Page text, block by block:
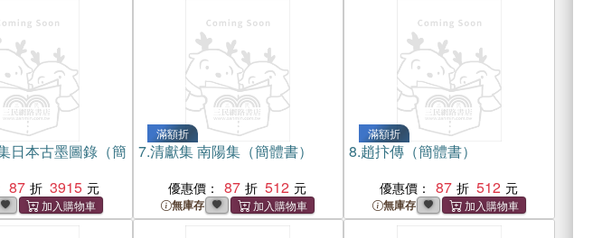
日本古墨圖錄（簡
87 3915
滿額折
7.清獻集 南陽集（簡體書）
優惠價： 87 512
無庫存
滿額折
8.趙抃傳（簡體書）
優惠價： 87 512
無庫存